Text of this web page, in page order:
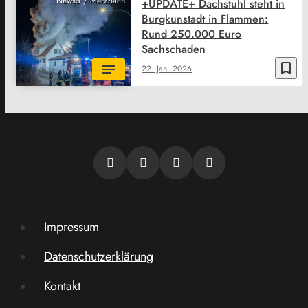
bookmark_border
22. Jan. 2026
+UPDATE+ Dachstuhl steht in
Burgkunstadt in Flammen:
Rund 250.000 Euro
Sachschaden
Impressum
Datenschutzerklärung
Kontakt